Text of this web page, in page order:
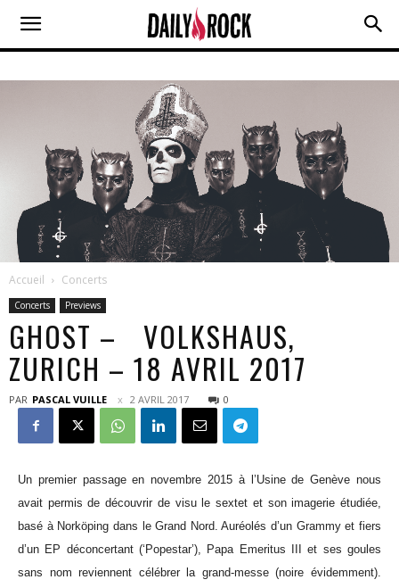
Accueil Concerts
Concerts Previews
GHOST – VOLKSHAUS,
ZURICH – 18 AVRIL 2017
PAR PASCAL VUILLE 2 AVRIL 2017 0
Un premier passage en novembre 2015 à l’Usine de Genève nous
avait permis de découvrir de visu le sextet et son imagerie étudiée,
basé à Norköping dans le Grand Nord. Auréolés d’un Grammy et fiers
d’un EP déconcertant (‘Popestar’), Papa Emeritus III et ses goules
sans nom reviennent célébrer la grand-messe (noire évidemment).